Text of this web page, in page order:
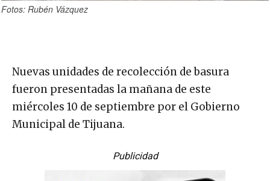
Fotos: Rubén Vázquez
Nuevas unidades de recolección de basura
fueron presentadas la mañana de este
miércoles 10 de septiembre por el Gobierno
Municipal de Tijuana.
Publicidad